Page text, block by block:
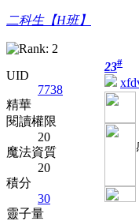
二科生【H班】
UID
7738
精華
閱讀權限
20
魔法資質
20
積分
30
靈子量
23#